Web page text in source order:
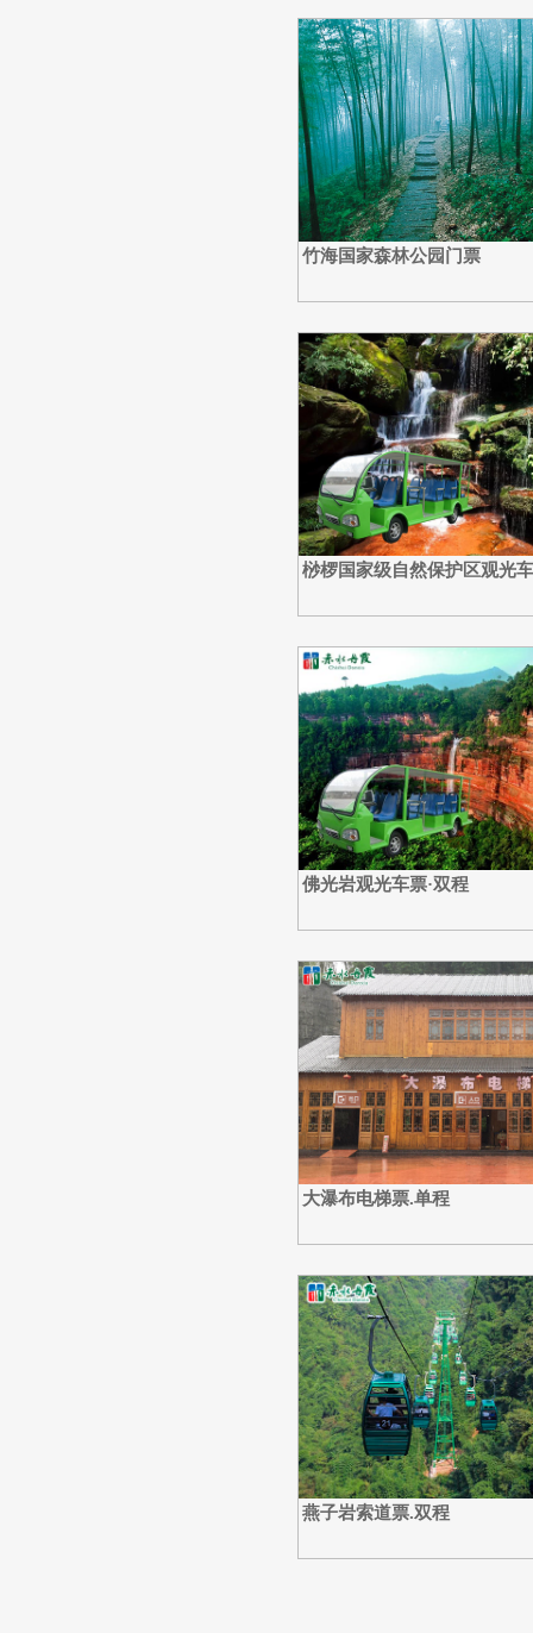
竹海国家森林公园门票
桫椤国家级自然保护区观光
佛光岩观光车票·双程
大瀑布电梯票.单程
燕子岩索道票.双程